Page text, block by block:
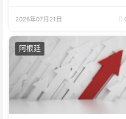
2026年07月21日
阿根廷